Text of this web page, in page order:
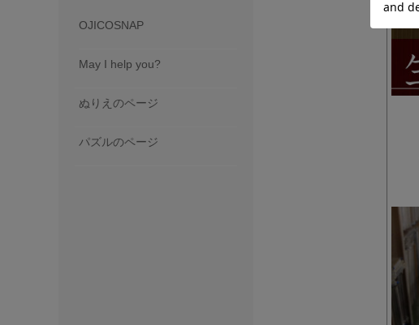
OJICOSNAP
May I help you?
ぬりえのページ
パズルのページ